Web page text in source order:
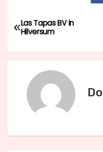
B
e
r
t
Las Tapas BV in
Hilversum